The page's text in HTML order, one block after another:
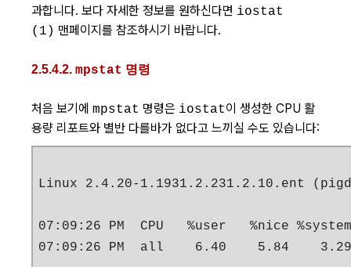
과합니다. 보다 자세한 정보를 원하신다면 iostat
(1) 맨페이지를 참조하시기 바랍니다.
2.5.4.2. mpstat 명령
처음 보기에 mpstat 명령은 iostat이 생성한 CPU 활
용량 리포트와 별반 다를바가 없다고 느끼실 수도 있습니다:
Linux 2.4.20-1.1931.2.231.2.10.ent
07:09:26 PM  CPU   %user   %nice
07:09:26 PM  all    6.40    5.84